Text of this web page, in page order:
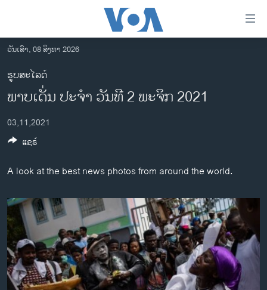
ເຂົ້າ
ຫາ
ຂ້າມ
ຂ້າມ
ໄປ
ຫາ
ຄົ້ນ
ລາວ
ອາເມຣິກາ
ການເລືອກຕັ້ງ ປະທານາທີບໍດີ ສະຫະລັດ 2024
ຂ່າວ​ຈີນ
ໂລກ
ອິດສະຫຼະພາບດ້ານການຂ່າວ
ຊີວິດຊາວລາວ
ຊຸມຊົນຊາວລາວ
ວິທະຍາສາດ-ເທັກໂນໂລຈີ
ວັນເສົາ, 08 ສິງຫາ 2026
ຮູບສະໄລດ໌
ພາບເດັ່ນ ປະຈຳ ວັນທີ 2 ພະຈິກ 2021
03,11,2021
A look at the best news photos from around the world.
ແຊຣ໌